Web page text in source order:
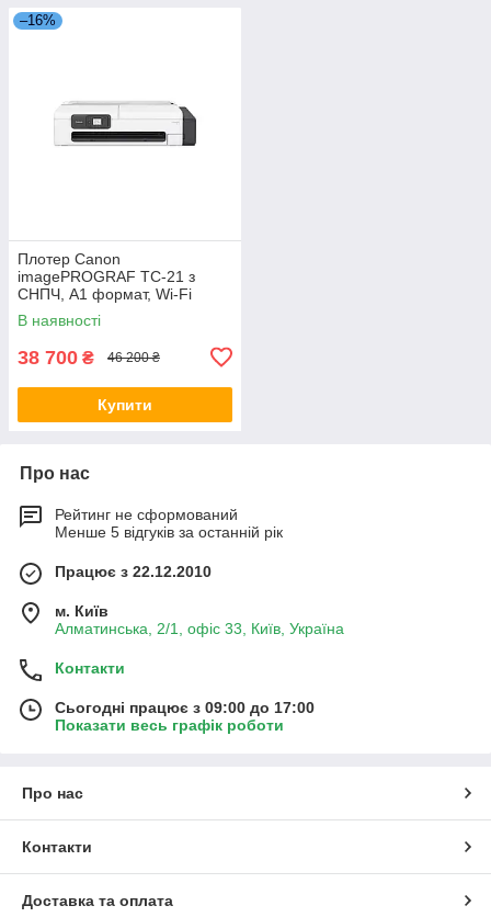
–16%
Плотер Canon
imagePROGRAF TC-21 з
СНПЧ, A1 формат, Wi-Fi
В наявності
38 700 ₴ 46 200 ₴
Купити
Про нас
Рейтинг не сформований
Менше 5 відгуків за останній рік
Працює з 22.12.2010
м. Київ
Алматинська, 2/1, офіс 33, Київ, Україна
Контакти
Сьогодні працює з 09:00 до 17:00
Показати весь графік роботи
Про нас
Контакти
Доставка та оплата